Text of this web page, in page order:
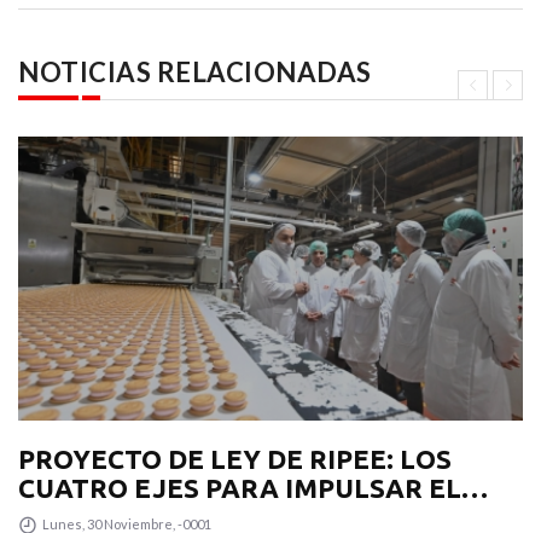
NOTICIAS RELACIONADAS
PROYECTO DE LEY DE RIPEE: LOS
CUATRO EJES PARA IMPULSAR EL
DESARROLLO PRODUCTIVO EN LA
Lunes, 30 Noviembre, -0001